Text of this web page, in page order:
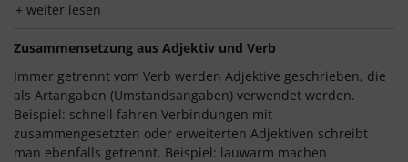
weiter lesen
Zusammensetzung aus Adjektiv und Verb
Immer getrennt vom Verb werden Adjektive geschrieben, die
als Artangaben (Umstandsangaben) verwendet werden.
Beispiel: schnell fahren Verbindungen mit
zusammengesetzten oder erweiterten Adjektiven schreibt
man ebenfalls getrennt. Beispiel: lauwarm machen